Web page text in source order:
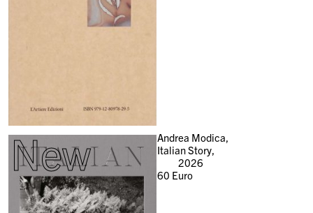
New
Andrea Modica,
Italian Story,
2026
60 Euro